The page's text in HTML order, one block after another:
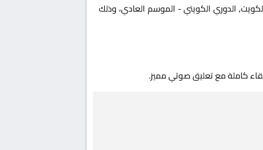
بطولة الكويت, الدوري الكويتي - الموسم العادي، وذلك
كاملة مع تعليق صوتي مميز.